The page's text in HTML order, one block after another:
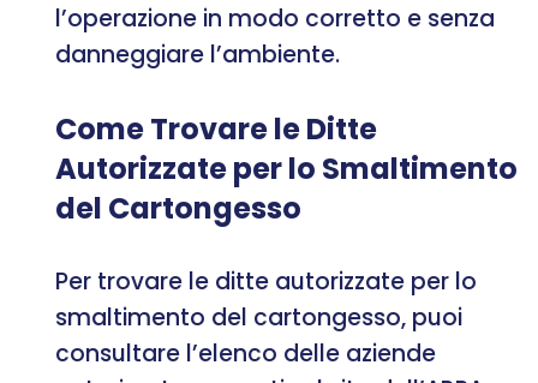
l’operazione in modo corretto e senza
danneggiare l’ambiente.
Come Trovare le Ditte
Autorizzate per lo Smaltimento
del Cartongesso
Per trovare le ditte autorizzate per lo
smaltimento del cartongesso, puoi
consultare l’elenco delle aziende